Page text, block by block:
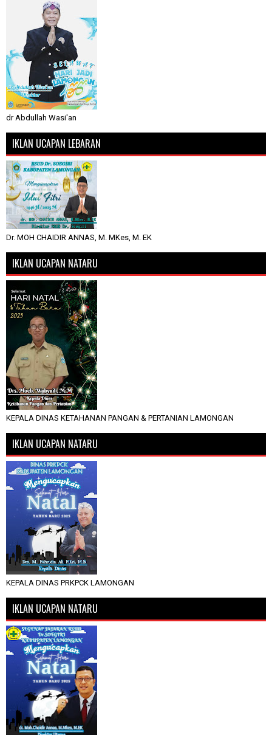
dr Abdullah Wasi'an
IKLAN UCAPAN LEBARAN
Dr. MOH CHAIDIR ANNAS, M. MKes, M. EK
IKLAN UCAPAN NATARU
KEPALA DINAS KETAHANAN PANGAN & PERTANIAN LAMONGAN
IKLAN UCAPAN NATARU
KEPALA DINAS PRKPCK LAMONGAN
IKLAN UCAPAN NATARU